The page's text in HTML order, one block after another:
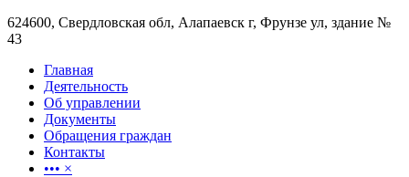
624600, Свердловская обл, Алапаевск г, Фрунзе ул, здание №
43
Главная
Деятельность
Об управлении
Документы
Обращения граждан
Контакты
••• ×